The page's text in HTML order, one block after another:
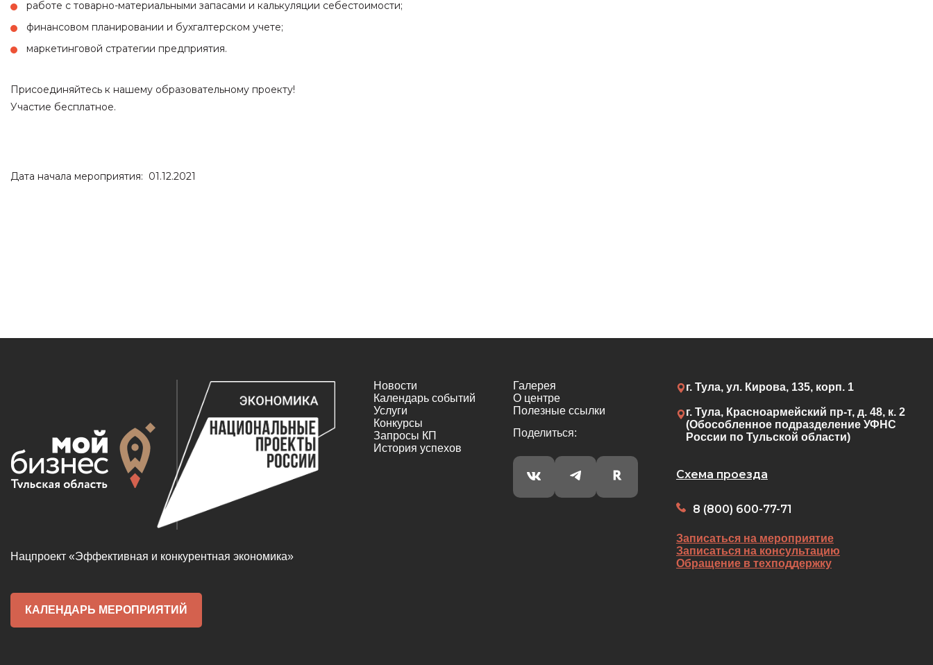
работе с товарно-материальными запасами и калькуляции себестоимости;
финансовом планировании и бухгалтерском учете;
маркетинговой стратегии предприятия.
Присоединяйтесь к нашему образовательному проекту!
Участие бесплатное.
Дата начала мероприятия: 01.12.2021
Нацпроект «Эффективная и конкурентная экономика»
КАЛЕНДАРЬ МЕРОПРИЯТИЙ
Новости
Календарь событий
Услуги
Конкурсы
Запросы КП
История успехов
Галерея
О центре
Полезные ссылки
Поделиться:
г. Тула, ул. Кирова, 135, корп. 1
г. Тула, Красноармейский пр-т, д. 48, к. 2
(Обособленное подразделение УФНС
России по Тульской области)
Схема проезда
8 (800) 600-77-71
Записаться на мероприятие
Записаться на консультацию
Обращение в техподдержку